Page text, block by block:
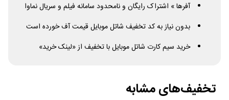
آفرها » اشتراک رایگان و نامحدود سامانه فیلم و سریال نماوا
بدون نیاز به کد تخفیف شاتل موبایل قیمت آف خورده است
خرید سیم کارت شاتل موبایل با تخفیف از «لینک خرید»
تخفیف‌های مشابه